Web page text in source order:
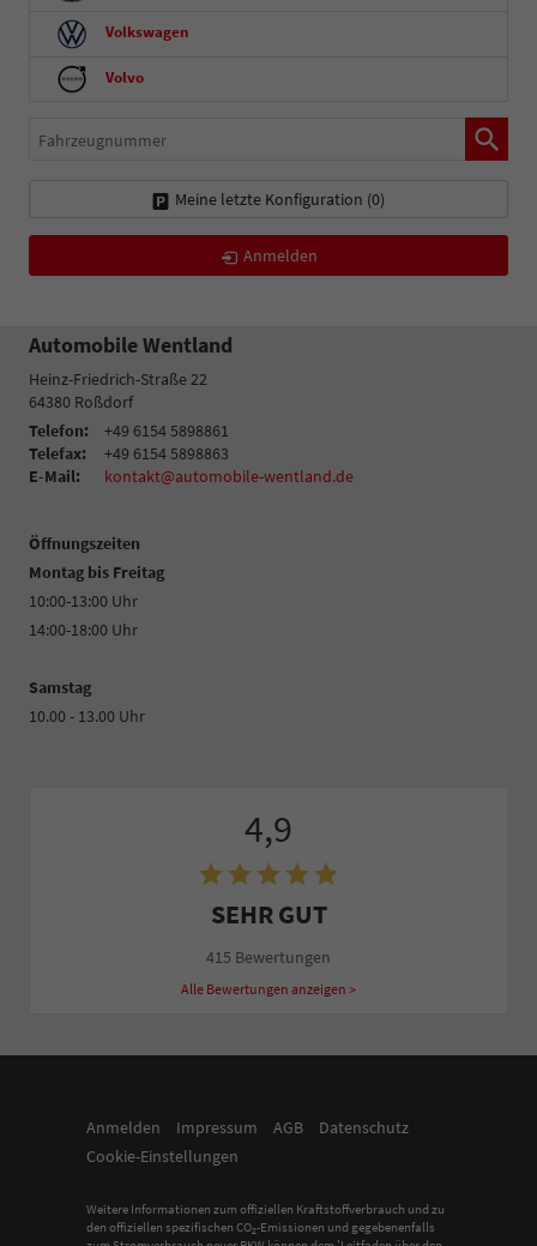
Volkswagen
Volvo
Fahrzeugnummer
Meine letzte Konfiguration (0)
Anmelden
Automobile Wentland
Heinz-Friedrich-Straße 22
64380 Roßdorf
Telefon:
+49 6154 5898861
Telefax:
+49 6154 5898863
E-Mail:
kontakt@automobile-wentland.de
Öffnungszeiten
Montag bis Freitag
10:00-13:00 Uhr
14:00-18:00 Uhr
Samstag
10.00 - 13.00 Uhr
4,9
SEHR GUT
415 Bewertungen
Alle Bewertungen anzeigen >
Anmelden Impressum AGB
Datenschutz
Cookie-Einstellungen
Weitere Informationen zum offiziellen Kraftstoffverbrauch und zu
den offiziellen spezifischen CO2-Emissionen und gegebenenfalls